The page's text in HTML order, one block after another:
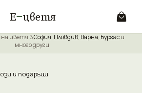
Е цветя
на цветя вСофия, Пловдив, Варна, Бургаси
много други.
и подаръци